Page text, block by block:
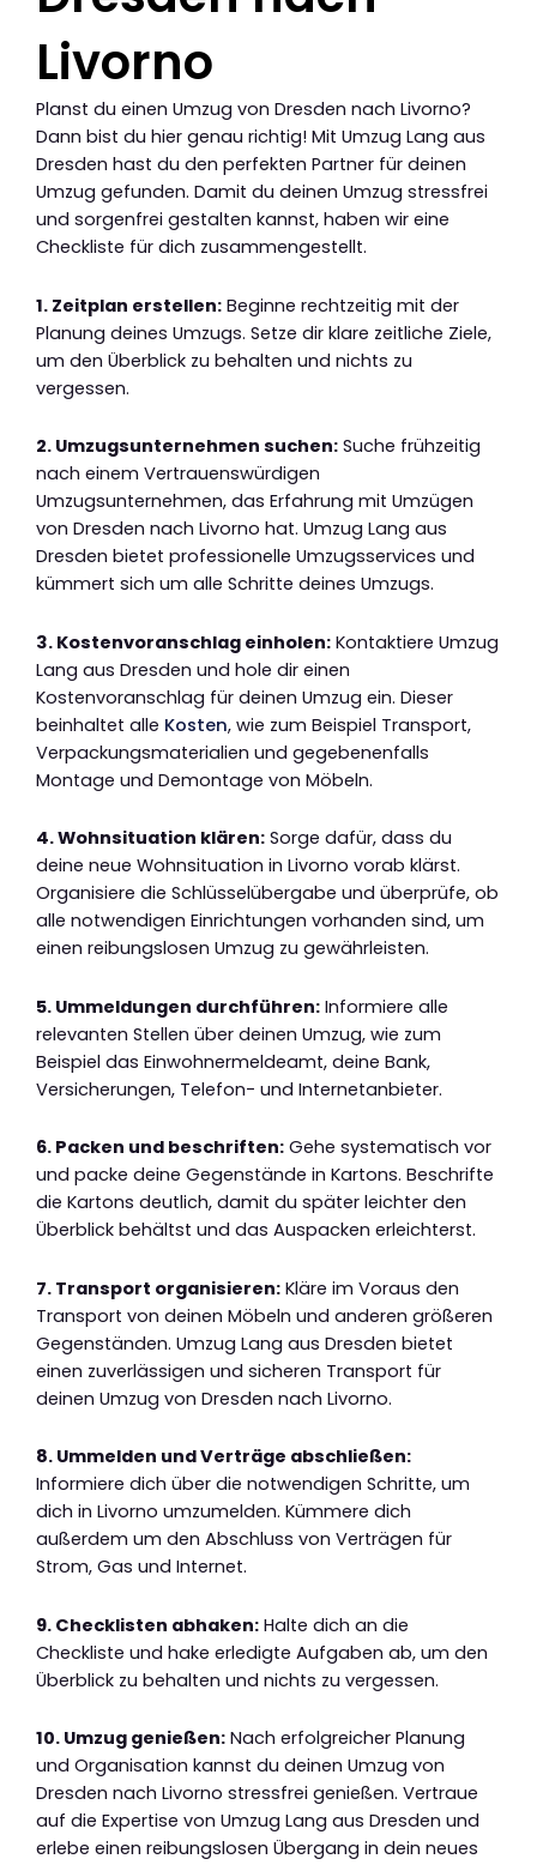
Livorno
Planst du einen Umzug von Dresden nach Livorno?
Dann bist du hier genau richtig! Mit Umzug Lang aus
Dresden hast du den perfekten Partner für deinen
Umzug gefunden. Damit du deinen Umzug stressfrei
und sorgenfrei gestalten kannst, haben wir eine
Checkliste für dich zusammengestellt.
1. Zeitplan erstellen: Beginne rechtzeitig mit der
Planung deines Umzugs. Setze dir klare zeitliche Ziele,
um den Überblick zu behalten und nichts zu
vergessen.
2. Umzugsunternehmen suchen: Suche frühzeitig
nach einem Vertrauenswürdigen
Umzugsunternehmen, das Erfahrung mit Umzügen
von Dresden nach Livorno hat. Umzug Lang aus
Dresden bietet professionelle Umzugsservices und
kümmert sich um alle Schritte deines Umzugs.
3. Kostenvoranschlag einholen: Kontaktiere Umzug
Lang aus Dresden und hole dir einen
Kostenvoranschlag für deinen Umzug ein. Dieser
beinhaltet alle Kosten, wie zum Beispiel Transport,
Verpackungsmaterialien und gegebenenfalls
Montage und Demontage von Möbeln.
4. Wohnsituation klären: Sorge dafür, dass du
deine neue Wohnsituation in Livorno vorab klärst.
Organisiere die Schlüsselübergabe und überprüfe, ob
alle notwendigen Einrichtungen vorhanden sind, um
einen reibungslosen Umzug zu gewährleisten.
5. Ummeldungen durchführen: Informiere alle
relevanten Stellen über deinen Umzug, wie zum
Beispiel das Einwohnermeldeamt, deine Bank,
Versicherungen, Telefon- und Internetanbieter.
6. Packen und beschriften: Gehe systematisch vor
und packe deine Gegenstände in Kartons. Beschrifte
die Kartons deutlich, damit du später leichter den
Überblick behältst und das Auspacken erleichterst.
7. Transport organisieren: Kläre im Voraus den
Transport von deinen Möbeln und anderen größeren
Gegenständen. Umzug Lang aus Dresden bietet
einen zuverlässigen und sicheren Transport für
deinen Umzug von Dresden nach Livorno.
8. Ummelden und Verträge abschließen:
Informiere dich über die notwendigen Schritte, um
dich in Livorno umzumelden. Kümmere dich
außerdem um den Abschluss von Verträgen für
Strom, Gas und Internet.
9. Checklisten abhaken: Halte dich an die
Checkliste und hake erledigte Aufgaben ab, um den
Überblick zu behalten und nichts zu vergessen.
10. Umzug genießen: Nach erfolgreicher Planung
und Organisation kannst du deinen Umzug von
Dresden nach Livorno stressfrei genießen. Vertraue
auf die Expertise von Umzug Lang aus Dresden und
erlebe einen reibungslosen Übergang in dein neues